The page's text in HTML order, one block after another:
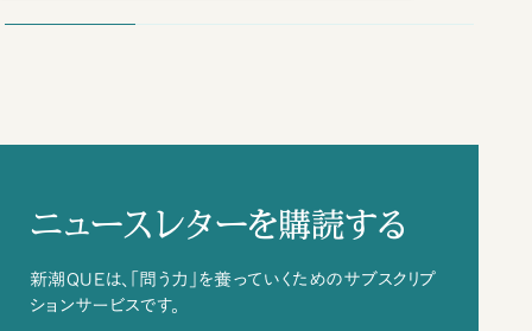
ニュースレターを購読する
新潮QUEは、「問う力」を養っていくためのサブスクリプ
ションサービスです。